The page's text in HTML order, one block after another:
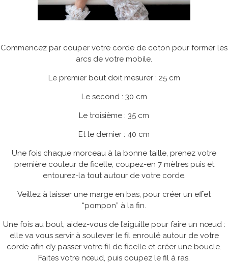
Commencez par couper votre corde de coton pour former les
arcs de votre mobile.
Le premier bout doit mesurer : 25 cm
Le second : 30 cm
Le troisième : 35 cm
Et le dernier : 40 cm
Une fois chaque morceau à la bonne taille, prenez votre
première couleur de ficelle, coupez-en 7 mètres puis et
entourez-la tout autour de votre corde.
Veillez à laisser une marge en bas, pour créer un effet
“pompon” à la fin.
Une fois au bout, aidez-vous de l’aiguille pour faire un nœud :
elle va vous servir à soulever le fil enroulé autour de votre
corde afin d’y passer votre fil de ficelle et créer une boucle.
Faites votre nœud, puis coupez le fil à ras.